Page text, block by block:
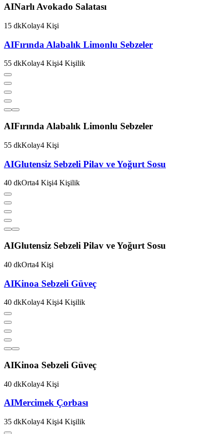
AINarlı Avokado Salatası
15 dkKolay4 Kişi
AIFırında Alabalık Limonlu Sebzeler
55 dkKolay4 Kişi4 Kişilik
AIFırında Alabalık Limonlu Sebzeler
55 dkKolay4 Kişi
AIGlutensiz Sebzeli Pilav ve Yoğurt Sosu
40 dkOrta4 Kişi4 Kişilik
AIGlutensiz Sebzeli Pilav ve Yoğurt Sosu
40 dkOrta4 Kişi
AIKinoa Sebzeli Güveç
40 dkKolay4 Kişi4 Kişilik
AIKinoa Sebzeli Güveç
40 dkKolay4 Kişi
AIMercimek Çorbası
35 dkKolay4 Kişi4 Kişilik